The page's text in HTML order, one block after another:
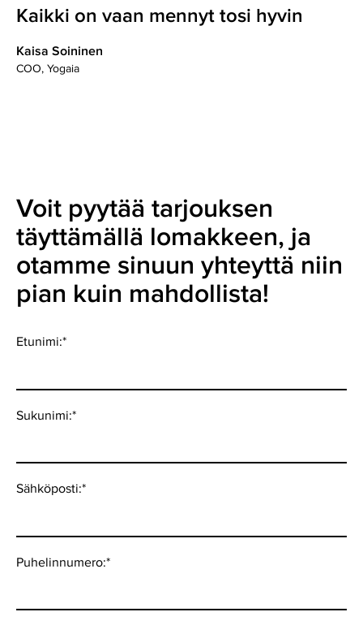
Kaikki on vaan mennyt tosi hyvin
Kaisa Soininen
COO, Yogaia
Voit pyytää tarjouksen
täyttämällä lomakkeen, ja
otamme sinuun yhteyttä niin
pian kuin mahdollista!
Etunimi:*
Sukunimi:*
Sähköposti:*
Puhelinnumero:*